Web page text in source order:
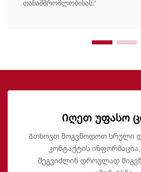
თანამშრომლობისას."
Იღეთ უფასო
Გთხოვთ მოგვწოდოთ სრული
კონტაქტის
შეგვიძლინ დროულად